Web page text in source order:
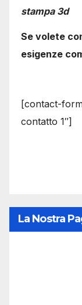
stampa 3d
Se volete
esigenze
[contact-
contatto 1″]
La Nostra